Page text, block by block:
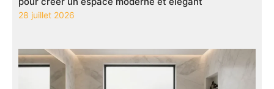
28 juillet 2026